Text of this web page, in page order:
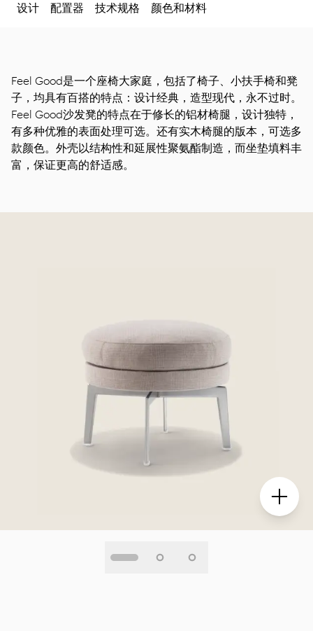
设计 配置器 技术规格 颜色和材料
Feel Good是一个座椅大家庭，包括了椅子、小扶手椅和凳
子，均具有百搭的特点：设计经典，造型现代，永不过时。
Feel Good沙发凳的特点在于修长的铝材椅腿，设计独特，
有多种优雅的表面处理可选。还有实木椅腿的版本，可选多
款颜色。外壳以结构性和延展性聚氨酯制造，而坐垫填料丰
富，保证更高的舒适感。